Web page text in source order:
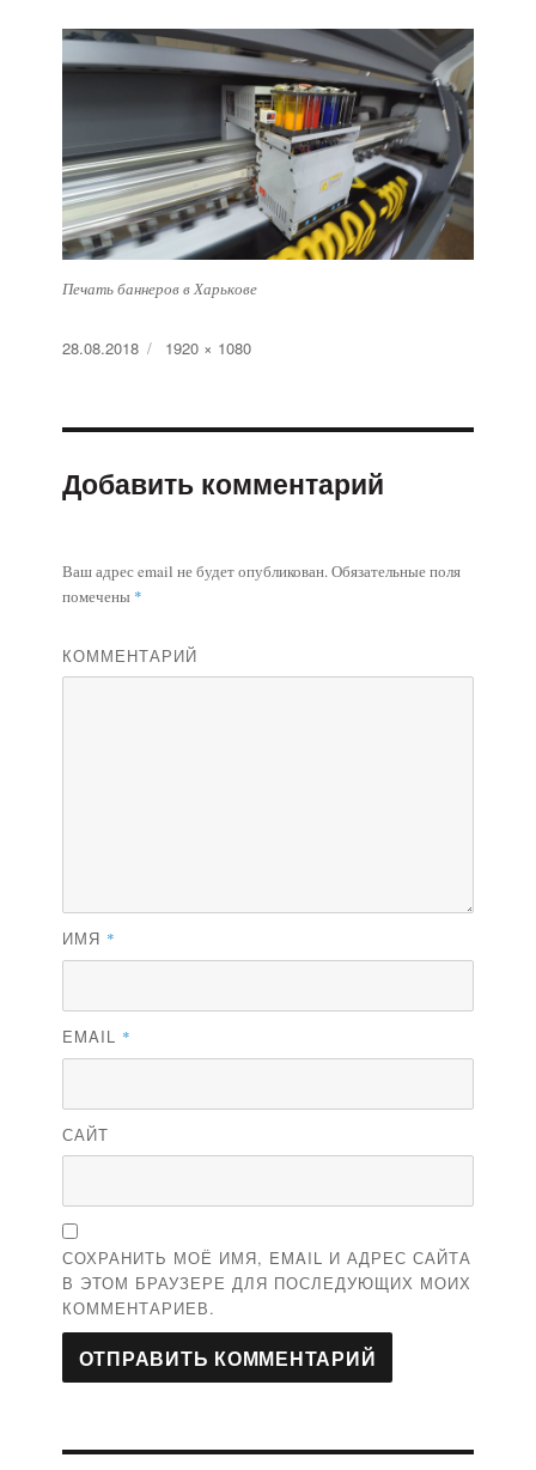
Печать баннеров в Харькове
Опубликовано
28.08.2018
Полный
1920 × 1080
Добавить комментарий
Ваш адрес email не будет опубликован.Обязательные поля
помечены *
КОММЕНТАРИЙ
ИМЯ *
EMAIL *
САЙТ
СОХРАНИТЬ МОЁ ИМЯ, EMAIL И АДРЕС САЙТА
В ЭТОМ БРАУЗЕРЕ ДЛЯ ПОСЛЕДУЮЩИХ МОИХ
КОММЕНТАРИЕВ.